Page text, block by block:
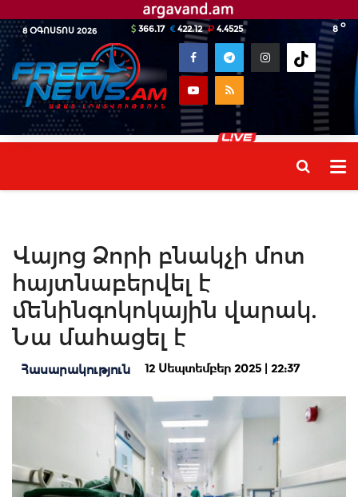
8 ՕԳՈՍՏՈՍ 2026 8 o
366.17 422.12 4.4525
Վայոց Ձորի բնակչի մոտ
հայտնաբերվել է
մենինգոկոկային վարակ.
Նա մահացել է
Հասարակություն 12 Սեպտեմբեր 2025 | 22:37